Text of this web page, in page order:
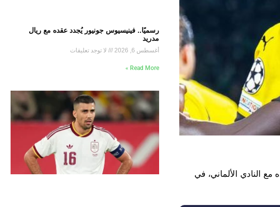
مع النادي الألماني، في
رسميًا.. فينيسيوس جونيور يُجدد عقده مع ريال
مدريد
أغسطس 6, 2026 لا توجد تعليقات
Read More »